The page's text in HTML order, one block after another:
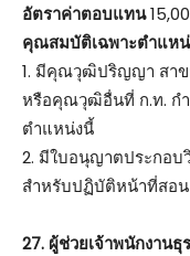
อัตราค่าตอบแทน
คุณสมบัติเฉพาะตำแห
1. มีคุณวุฒิปริญญา สาข
หรือคุณวุฒิอื่นที่ ก.ท. ก
ตำแหน่งนี้
2. มีใบอนุญาตประกอบ
สำหรับปฏิบัติหน้าที่สอน
27. ผู้ช่วยเจ้าพนักงาน